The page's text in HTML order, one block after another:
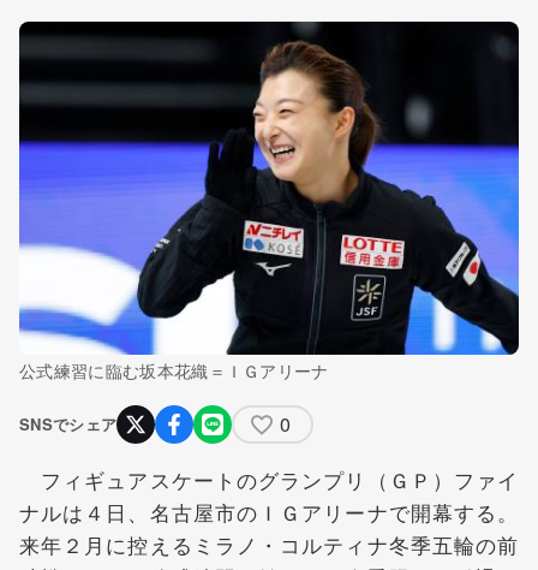
公式練習に臨む坂本花織＝ＩＧアリーナ
SNSでシェア 0
フィギュアスケートのグランプリ（ＧＰ）ファイ
ナルは４日、名古屋市のＩＧアリーナで開幕する。
来年２月に控えるミラノ・コルティナ冬季五輪の前